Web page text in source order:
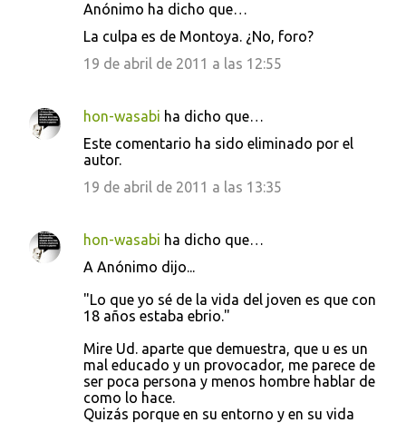
Anónimo ha dicho que…
La culpa es de Montoya. ¿No, foro?
19 de abril de 2011 a las 12:55
hon-wasabi ha dicho que…
Este comentario ha sido eliminado por el
autor.
19 de abril de 2011 a las 13:35
hon-wasabi ha dicho que…
A Anónimo dijo...
"Lo que yo sé de la vida del joven es que con
18 años estaba ebrio."
Mire Ud. aparte que demuestra, que u es un
mal educado y un provocador, me parece de
ser poca persona y menos hombre hablar de
como lo hace.
Quizás porque en su entorno y en su vida